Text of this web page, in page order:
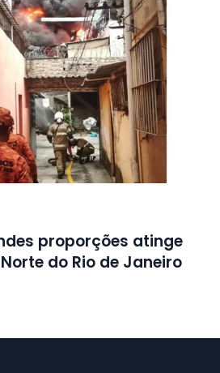
proporções atinge
do Rio de Janeiro